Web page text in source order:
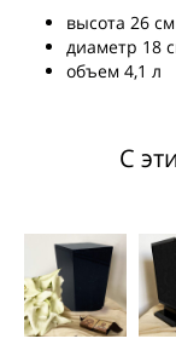
высота 26 см
диаметр 18
объем 4,1 л
С